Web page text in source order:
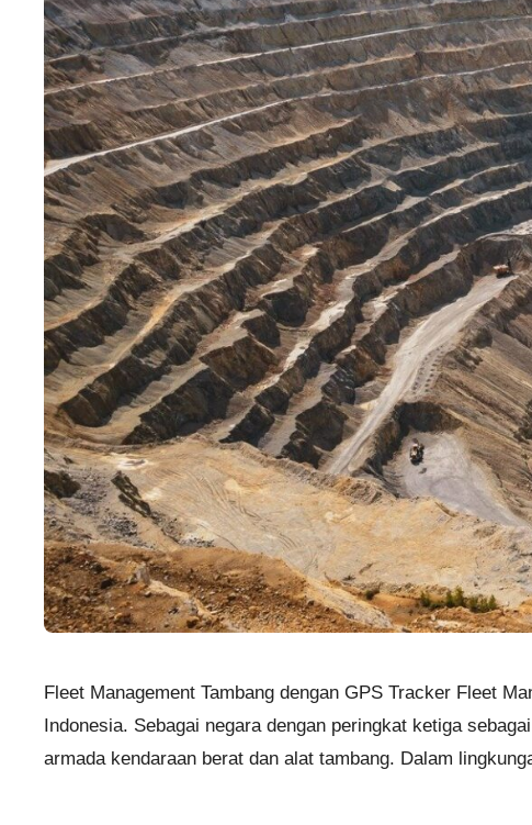
Fleet Management Tambang dengan GPS Tracker Fleet
Indonesia. Sebagai negara dengan peringkat ketiga
armada kendaraan berat dan alat tambang. Dalam